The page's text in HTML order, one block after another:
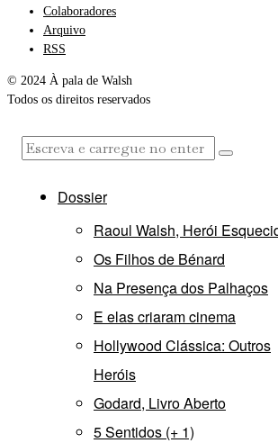
Colaboradores
Arquivo
RSS
© 2024 À pala de Walsh
Todos os direitos reservados
Dossier
Raoul Walsh, Herói
Os Filhos de Bénard
Na Presença dos Palhaços
E elas criaram cinema
Hollywood Clássica: Outros
Heróis
Godard, Livro Aberto
5 Sentidos (+ 1)